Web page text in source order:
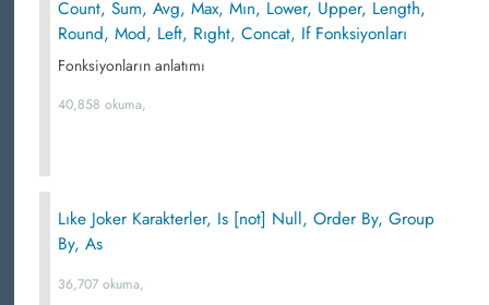
Count, Sum, Avg, Max, Mın, Lower, Upper, Length,
Round, Mod, Left, Rıght, Concat, If Fonksiyonları
Fonksiyonların anlatımı
40,858 okuma,
Lıke Joker Karakterler, Is [not] Null, Order By, Group
By, As
36,707 okuma,